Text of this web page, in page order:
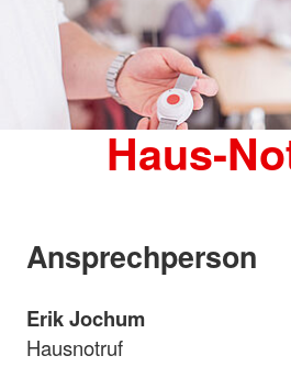
Haus-
Ansprechperson
Erik Jochum
Hausnotruf